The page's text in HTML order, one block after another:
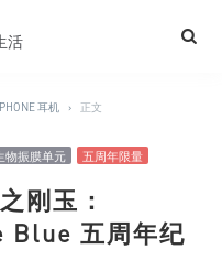
耳机 › 正文
物振膜单元 五周年限量
刚玉：
Blue 五周年纪